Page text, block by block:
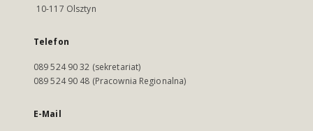
10-117 Olsztyn
Telefon
089 524 90 32 (sekretariat)
089 524 90 48 (Pracownia Regionalna)
E-Mail